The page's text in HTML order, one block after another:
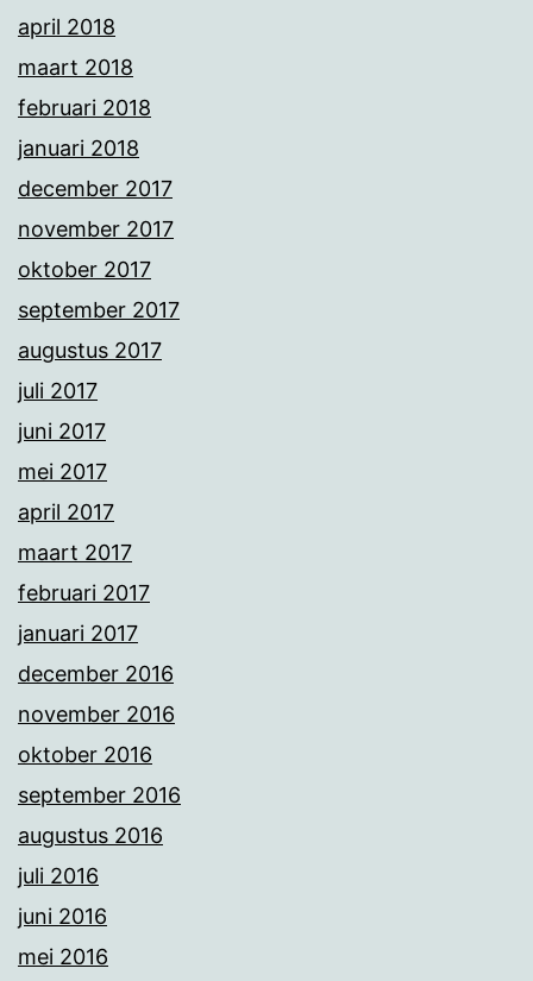
april 2018
maart 2018
februari 2018
januari 2018
december 2017
november 2017
oktober 2017
september 2017
augustus 2017
juli 2017
juni 2017
mei 2017
april 2017
maart 2017
februari 2017
januari 2017
december 2016
november 2016
oktober 2016
september 2016
augustus 2016
juli 2016
juni 2016
mei 2016